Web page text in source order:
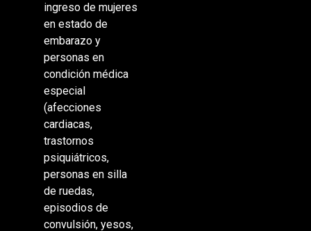
ingreso de mujeres
en estado de
embarazo y
personas en
condición médica
especial
(afecciones
cardiacas,
trastornos
psiquiátricos,
personas en silla
de ruedas,
episodios de
convulsión, yesos,